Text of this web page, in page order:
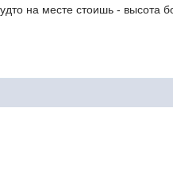
на месте стоишь - высота